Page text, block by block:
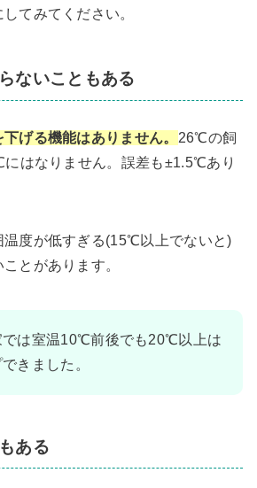
してみてください。
ないこともある
げる機能はありません。 26℃の飼
はなりません。誤差も±1.5℃あり
温度が低すぎる(15℃以上でないと)
とがあります。
では室温10℃前後でも20℃以上は
きました。
ある